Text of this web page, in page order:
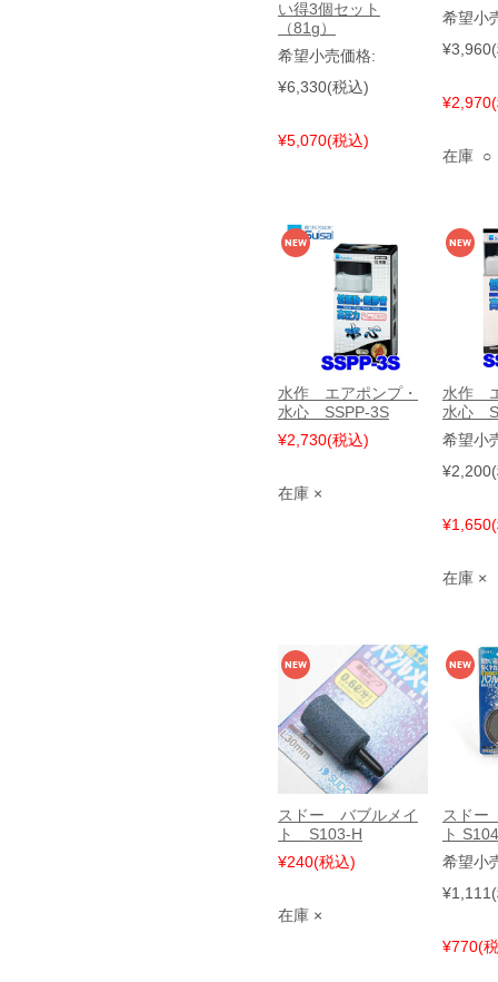
い得3個セット
（81g）
希望小売価格:
¥6,330(税込)
¥5,070(税込)
希望小
¥3,960
¥2,970
在庫 ○
水作 エアポンプ・
水心 SSPP-3S
¥2,730(税込)
在庫 ×
水作
水心
希望小
¥2,200
¥1,650
在庫 ×
スドー バブルメイ
ト S103-H
¥240(税込)
在庫 ×
スドー
ト
希望小
¥1,111
¥770(